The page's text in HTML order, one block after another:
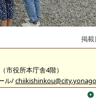
掲載
市役所本庁舎4階）
ル/